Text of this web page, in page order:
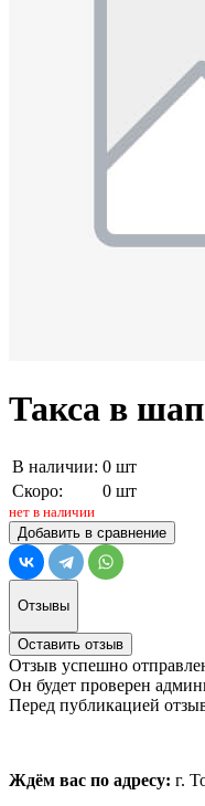
Такса в
В наличии: 0 шт
Скоро:
0 шт
нет в наличии
Добавить в сравнение
Отзывы
Оставить отзыв
Отзыв успешно
Он будет проверен
Перед публикацией
Ждём вас по адресу: г.